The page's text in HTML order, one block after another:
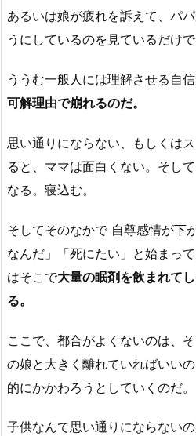
あるいは娘が疲れを訴えて、パ
うにしているのを見ているだけ
ううむ一般人には理解させる自
可解理由で崩れるのだ。
思い通りにならない、もしくは
ると、ママは面白くない。そし
なる。寝込む。
そしてそのなかで 自尊感情が下
なんだ」「死にたい」と始まっ
はそこで大量の眠剤を飲まれて
る。
ここで、都合がよくないのは、
の娘と大きく離れていればいい
的にかかわろうとしていくのだ。
子供なんて思い通りにならない